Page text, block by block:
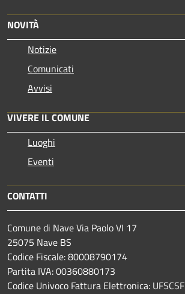
NOVITÀ
Notizie
Comunicati
Avvisi
VIVERE IL COMUNE
Luoghi
Eventi
CONTATTI
Comune di Nave Via Paolo VI 17
25075 Nave BS
Codice Fiscale: 80008790174
Partita IVA: 00360880173
Codice Univoco Fattura Elettronica: UFSCSF